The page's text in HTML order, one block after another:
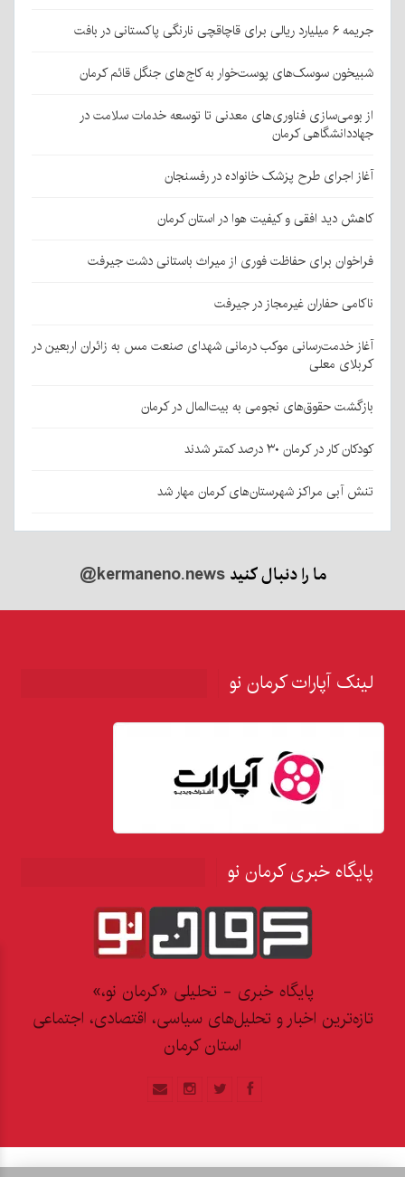
جریمه ۶ میلیارد ریالی برای قاچاقچی نارنگی پاکستانی در بافت
شبیخون سوسک‌های پوست‌خوار به کاج‌های جنگل قائم کرمان
از بومی‌سازی فناوری‌های معدنی تا توسعه خدمات سلامت در
جهاددانشگاهی کرمان
آغاز اجرای طرح پزشک خانواده در رفسنجان
کاهش دید افقی و کیفیت هوا در استان کرمان
فراخوان برای حفاظت فوری از میراث باستانی دشت جیرفت
ناکامی حفاران غیرمجاز در جیرفت
آغاز خدمت‌رسانی موکب درمانی شهدای صنعت مس به زائران اربعین در
کربلای معلی
بازگشت حقوق‌های نجومی به بیت‌المال در کرمان
کودکان کار در کرمان ۳۰ درصد کمتر شدند
تنش آبی مراکز شهرستان‌های کرمان مهار شد
ما را دنبال کنید@kermaneno.news
لینک آپارات کرمان نو
پایگاه خبری کرمان نو
پایگاه خبری - تحلیلی «کرمان نو،»
تازه‌ترین اخبار و تحلیل‌های سیاسی، اقتصادی، اجتماعی
استان کرمان